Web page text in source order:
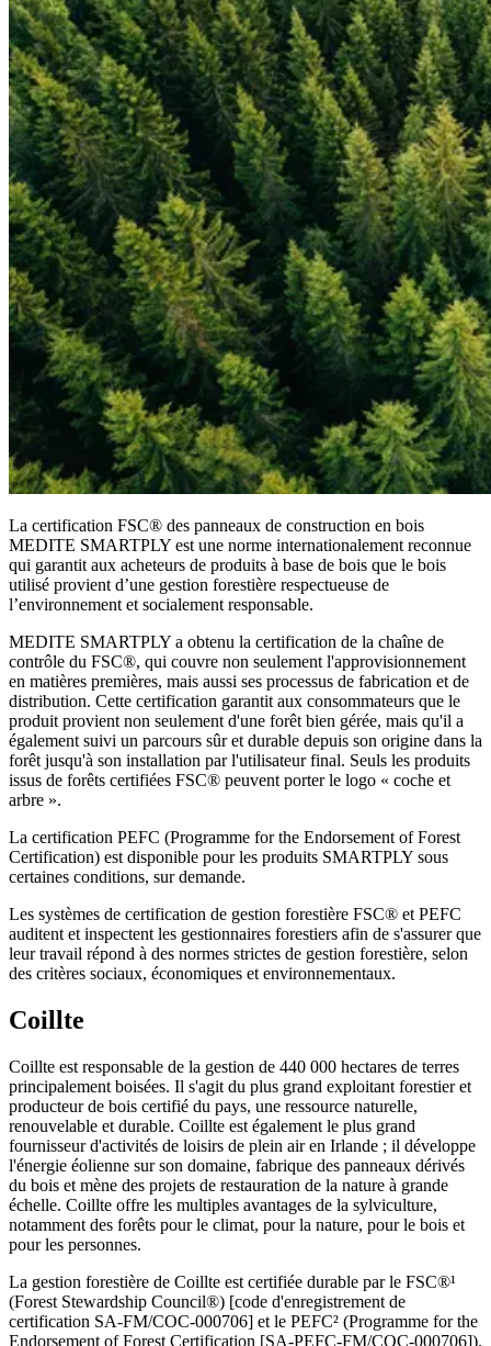
La certification FSC® des panneaux de construction en bois
MEDITE SMARTPLY est une norme internationalement reconnue
qui garantit aux acheteurs de produits à base de bois que le bois
utilisé provient d’une gestion forestière respectueuse de
l’environnement et socialement responsable.
MEDITE SMARTPLY a obtenu la certification de la chaîne de
contrôle du FSC®, qui couvre non seulement l'approvisionnement
en matières premières, mais aussi ses processus de fabrication et de
distribution. Cette certification garantit aux consommateurs que le
produit provient non seulement d'une forêt bien gérée, mais qu'il a
également suivi un parcours sûr et durable depuis son origine dans la
forêt jusqu'à son installation par l'utilisateur final. Seuls les produits
issus de forêts certifiées FSC® peuvent porter le logo « coche et
arbre ».
La certification PEFC (Programme for the Endorsement of Forest
Certification) est disponible pour les produits SMARTPLY sous
certaines conditions, sur demande.
Les systèmes de certification de gestion forestière FSC® et PEFC
auditent et inspectent les gestionnaires forestiers afin de s'assurer que
leur travail répond à des normes strictes de gestion forestière, selon
des critères sociaux, économiques et environnementaux.
Coillte
Coillte est responsable de la gestion de 440 000 hectares de terres
principalement boisées. Il s'agit du plus grand exploitant forestier et
producteur de bois certifié du pays, une ressource naturelle,
renouvelable et durable. Coillte est également le plus grand
fournisseur d'activités de loisirs de plein air en Irlande ; il développe
l'énergie éolienne sur son domaine, fabrique des panneaux dérivés
du bois et mène des projets de restauration de la nature à grande
échelle. Coillte offre les multiples avantages de la sylviculture,
notamment des forêts pour le climat, pour la nature, pour le bois et
pour les personnes.
La gestion forestière de Coillte est certifiée durable par le FSC®¹
(Forest Stewardship Council®) [code d'enregistrement de
certification SA-FM/COC-000706] et le PEFC² (Programme for the
Endorsement of Forest Certification [SA-PEFC-FM/COC-000706]).